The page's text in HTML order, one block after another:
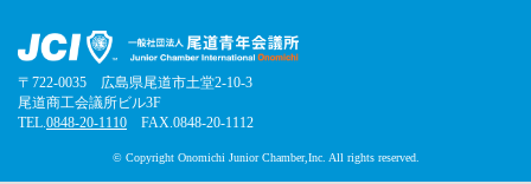
〒722-0035 広島県尾道市土堂2-10-3
尾道商工会議所ビル3F
TEL.0848-20-1110 FAX.0848-20-1112
© Copyright Onomichi Junior Chamber,Inc. All rights reserved.